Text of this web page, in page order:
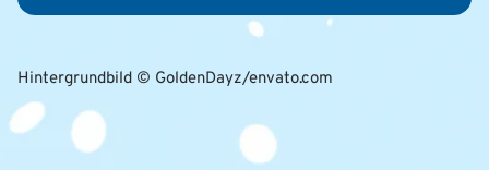
Hintergrundbild © GoldenDayz/envato.com